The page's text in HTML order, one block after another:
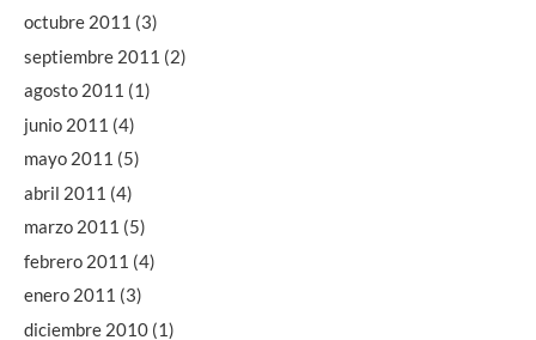
octubre 2011 (3)
septiembre 2011 (2)
agosto 2011 (1)
junio 2011 (4)
mayo 2011 (5)
abril 2011 (4)
marzo 2011 (5)
febrero 2011 (4)
enero 2011 (3)
diciembre 2010 (1)